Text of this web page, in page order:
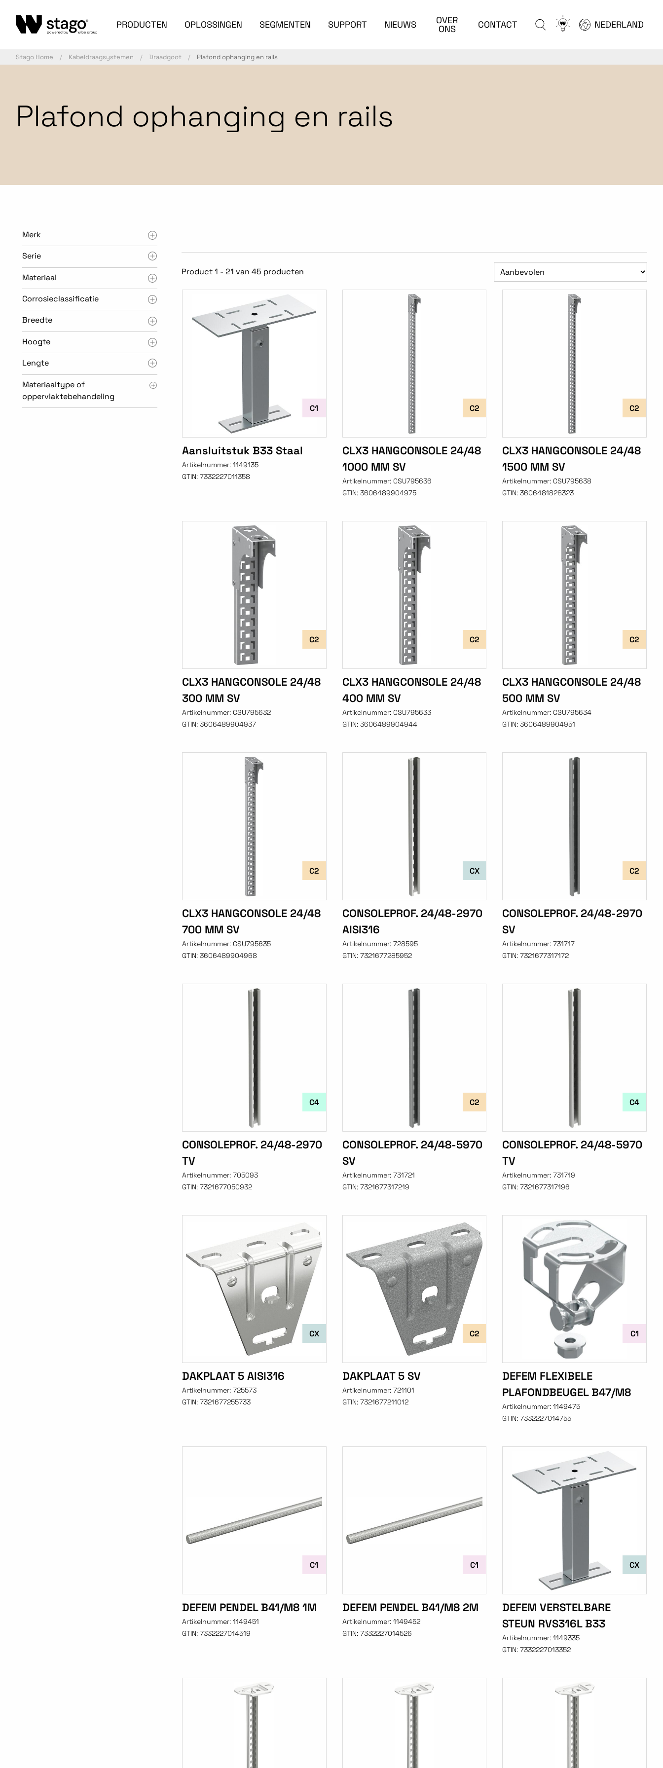
PRODUCTEN OPLOSSINGEN SEGMENTEN SUPPORT NIEUWS OVER
ONS CONTACT
Go
to
NEDERLAND
Stago Home Kabeldraagsystemen Draadgoot Plafond ophanging en rails
Plafond ophanging en rails
Merk
Serie
Materiaal
Corrosieclassificatie
Breedte
Hoogte
Lengte
Materiaaltype of
oppervlaktebehandeling
Product 1 - 21 van 45 producten
C1
Aansluitstuk B33 Staal
Artikelnummer: 1149135
GTIN: 7332227011358
C2
CLX3 HANGCONSOLE 24/48
1000 MM SV
Artikelnummer: CSU795636
GTIN: 3606489904975
C2
CLX3 HANGCONSOLE 24/48
1500 MM SV
Artikelnummer:CSU795638
GTIN: 3606481828323
C2
CLX3 HANGCONSOLE 24/48
300 MM SV
Artikelnummer: CSU795632
GTIN: 3606489904937
C2
CLX3 HANGCONSOLE 24/48
400 MM SV
Artikelnummer: CSU795633
GTIN: 3606489904944
C2
CLX3 HANGCONSOLE 24/48
500 MM SV
Artikelnummer:CSU795634
GTIN: 3606489904951
C2
CLX3 HANGCONSOLE 24/48
700 MM SV
Artikelnummer: CSU795635
GTIN: 3606489904968
CX
CONSOLEPROF. 24/48-2970
AISI316
Artikelnummer: 728595
GTIN: 7321677285952
C2
CONSOLEPROF. 24/48-2970
SV
Artikelnummer:731717
GTIN: 7321677317172
C4
CONSOLEPROF. 24/48-2970
TV
Artikelnummer: 705093
GTIN: 7321677050932
C2
CONSOLEPROF. 24/48-5970
SV
Artikelnummer: 731721
GTIN: 7321677317219
C4
CONSOLEPROF. 24/48-5970
TV
Artikelnummer:731719
GTIN: 7321677317196
CX
DAKPLAAT 5 AISI316
Artikelnummer: 725573
GTIN: 7321677255733
C2
DAKPLAAT 5 SV
Artikelnummer: 721101
GTIN: 7321677211012
C1
DEFEM FLEXIBELE
PLAFONDBEUGEL B47/M8
Artikelnummer:1149475
GTIN: 7332227014755
C1
DEFEM PENDEL B41/M8 1M
Artikelnummer: 1149451
GTIN: 7332227014519
C1
DEFEM PENDEL B41/M8 2M
Artikelnummer: 1149452
GTIN: 7332227014526
CX
DEFEM VERSTELBARE
STEUN RVS316L B33
Artikelnummer:1149335
GTIN: 7332227013352